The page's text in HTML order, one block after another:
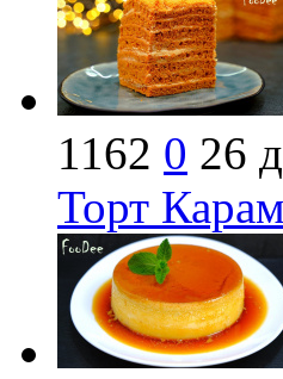
1162 0 26
Торт